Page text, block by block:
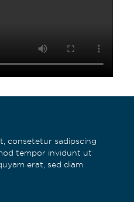
consetetur sadipscing
tempor invidunt ut
erat, sed diam